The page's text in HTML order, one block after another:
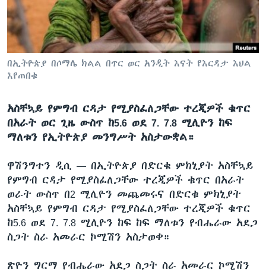
ቋንቋዎች
በኢትዮጵያ በሶማሌ ክልል በጥር ወር አንዲት እናት የእርዳታ እህል
እየጠበቁ
አስቸኳይ የምግብ ርዳታ የሚያስፈለጋቸው ተረጂዎች ቁጥር
በአራት ወር ጊዜ ውስጥ ከ5.6 ወደ 7. 7.8 ሚሊዮን ከፍ
ማለቱን የኢትዮጵያ መንግሥት አስታውቋል።
ዋሽንግተን ዲሲ — በኢትዮጵያ በድርቁ ምክኒያት አስቸኳይ
የምግብ ርዳታ የሚያስፈለጋቸው ተረጂዎች ቁጥር በአራት
ወራት ውስጥ በ2 ሚሊዮን መጨመሩና በድርቁ ምክኒያት
አስቸኳይ የምግብ ርዳታ የሚያስፈለጋቸው ተረጂዎች ቁጥር
ከ5.6 ወደ 7. 7.8 ሚሊዮን ከፍ ከፍ ማለቱን የብሔራው አደጋ
ስጋት ስራ አመራር ኮሚሽን አስታወቀ።
ጽዮን ግርማ የብሔራው አደጋ ስጋት ስራ አመራር ኮሚሽን